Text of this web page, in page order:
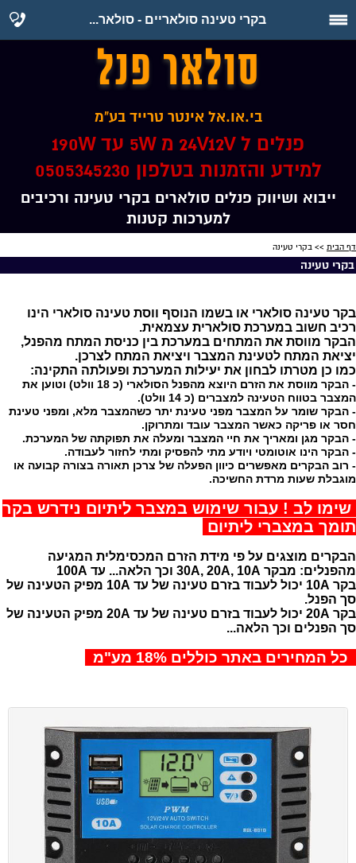
בקרי טעינה סולאריים - סולאר...
סולאר פנל
ייבוא ושיווק פנלים סולארים בקרי טעינה ורכיבים
למערכות קטנות
בי.או.אל אינטר טרייד בע"מ
פנלים ל 24V12V מ 5W עד 190W
למידע והזמנות בטלפון 0505345230
דף הבית >> בקרי טעינה
בקרי טעינה
בקר טעינה סולארי או בשמו הנוסף ווסת טעינה סולארי הינו
רכיב חשוב במערכת סולארית עצמאית.
הבקר מווסת את המתחים במערכת בין כניסת המתח מהפנל,
יציאת המתח לטעינת המצבר ויציאת המתח לצרכן.
כמו כן מטרתו לבחון את יעילות המערכת ופעולתה התקינה:
- הבקר מווסת את הזרם היוצא מהפנל הסולארי (כ 18 וולט) וטוען את
המצבר בטווח הטעינה למצברים (כ 14 וולט).
- הבקר שומר על המצבר מפני טעינת יתר כשהמצבר מלא, ומפני טעינת
חסר או פריקה כאשר המצבר עובד ומתרוקן.
- הבקר מגן ומאריך את חיי המצבר ומעלה את תפוקתה של המערכת.
- הבקר הינו אוטומטי ויודע מתי להפסיק ומתי לחזור לעבודה.
- רוב הבקרים מאפשרים כיוון הפעלה של צרכן תאורה בצורה קבועה או
מוגבלת שעות מרדת החשיכה.
שימו לב ! עבור שימוש במצבר ליתיום נידרש בקר
תומך במצברי ליתיום
הבקרים מוצגים על פי מידת הזרם המכסימלית המגיעה
מהפנלים: מבקר 30A, 20A, 10A וכך הלאה... עד 100A
בקר 10A יכול לעבוד בזרם טעינה של עד 10A מפיק הטעינה של
סך הפנל.
בקר 20A יכול לעבוד בזרם טעינה של עד 20A מפיק הטעינה של
סך הפנלים וכך הלאה...
כל המחירים באתר כוללים 18% מע"מ